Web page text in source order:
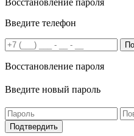
Восстановление пароля
Введите телефон
Восстановление пароля
Введите новый пароль